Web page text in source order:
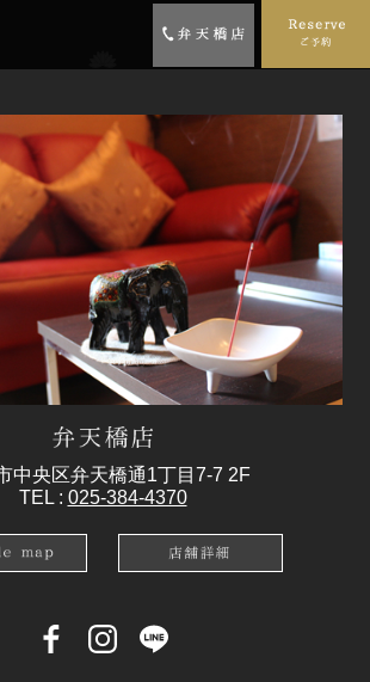
中央区弁天橋通1丁目7-7 2F
TEL : 025-384-4370